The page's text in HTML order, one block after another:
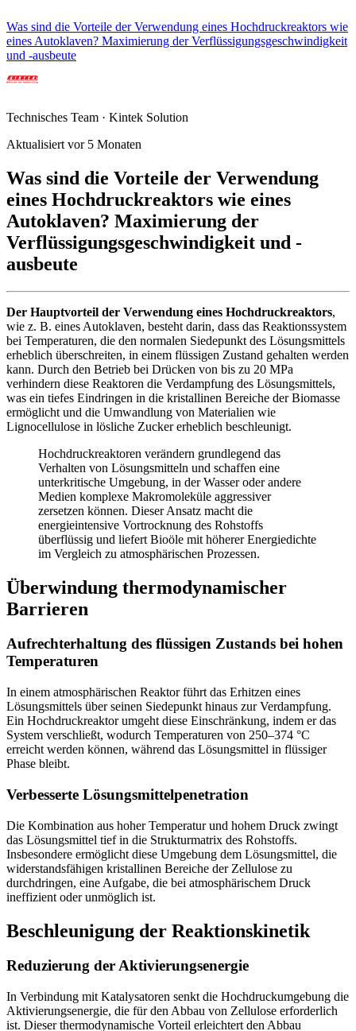
Was sind die Vorteile der Verwendung eines Hochdruckreaktors wie
eines Autoklaven? Maximierung der Verflüssigungsgeschwindigkeit
und -ausbeute
Technisches Team · Kintek Solution
Aktualisiert vor 5 Monaten
Was sind die Vorteile der Verwendung
eines Hochdruckreaktors wie eines
Autoklaven? Maximierung der
Verflüssigungsgeschwindigkeit und -
ausbeute
Der Hauptvorteil der Verwendung eines Hochdruckreaktors,
wie z. B. eines Autoklaven, besteht darin, dass das Reaktionssystem
bei Temperaturen, die den normalen Siedepunkt des Lösungsmittels
erheblich überschreiten, in einem flüssigen Zustand gehalten werden
kann. Durch den Betrieb bei Drücken von bis zu 20 MPa
verhindern diese Reaktoren die Verdampfung des Lösungsmittels,
was ein tiefes Eindringen in die kristallinen Bereiche der Biomasse
ermöglicht und die Umwandlung von Materialien wie
Lignocellulose in lösliche Zucker erheblich beschleunigt.
Hochdruckreaktoren verändern grundlegend das
Verhalten von Lösungsmitteln und schaffen eine
unterkritische Umgebung, in der Wasser oder andere
Medien komplexe Makromoleküle aggressiver
zersetzen können. Dieser Ansatz macht die
energieintensive Vortrocknung des Rohstoffs
überflüssig und liefert Bioöle mit höherer Energiedichte
im Vergleich zu atmosphärischen Prozessen.
Überwindung thermodynamischer
Barrieren
Aufrechterhaltung des flüssigen Zustands bei hohen
Temperaturen
In einem atmosphärischen Reaktor führt das Erhitzen eines
Lösungsmittels über seinen Siedepunkt hinaus zur Verdampfung.
Ein Hochdruckreaktor umgeht diese Einschränkung, indem er das
System verschließt, wodurch Temperaturen von 250–374 °C
erreicht werden können, während das Lösungsmittel in flüssiger
Phase bleibt.
Verbesserte Lösungsmittelpenetration
Die Kombination aus hoher Temperatur und hohem Druck zwingt
das Lösungsmittel tief in die Strukturmatrix des Rohstoffs.
Insbesondere ermöglicht diese Umgebung dem Lösungsmittel, die
widerstandsfähigen kristallinen Bereiche der Zellulose zu
durchdringen, eine Aufgabe, die bei atmosphärischem Druck
ineffizient oder unmöglich ist.
Beschleunigung der Reaktionskinetik
Reduzierung der Aktivierungsenergie
In Verbindung mit Katalysatoren senkt die Hochdruckumgebung die
Aktivierungsenergie, die für den Abbau von Zellulose erforderlich
ist. Dieser thermodynamische Vorteil erleichtert den Abbau